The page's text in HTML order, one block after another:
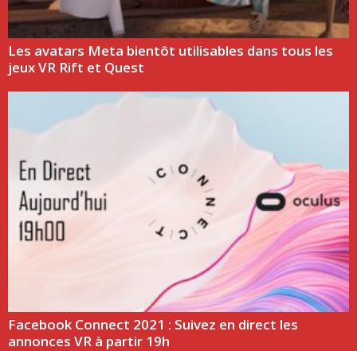
Les avatars Meta bientôt utilisables dans tous les
jeux VR Rift et Quest
Facebook Connect 2021 : Suivez en direct les
annonces VR à partir 19h